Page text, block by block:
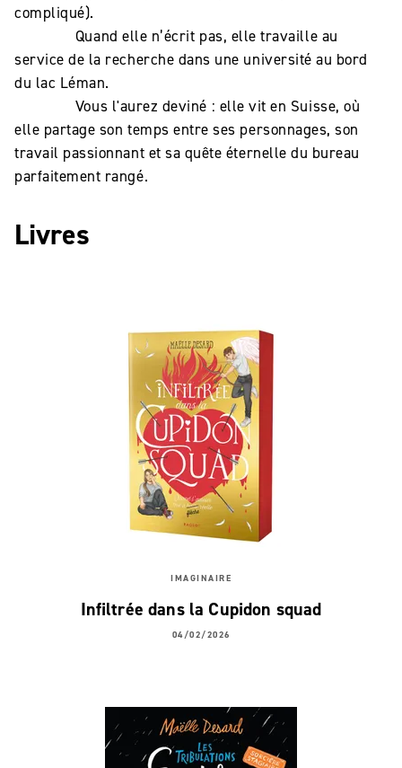
compliqué).
Quand elle n’écrit pas, elle travaille au
service de la recherche dans une université au bord
du lac Léman.
Vous l'aurez deviné : elle vit en Suisse, où
elle partage son temps entre ses personnages, son
travail passionnant et sa quête éternelle du bureau
parfaitement rangé.
Livres
IMAGINAIRE
Infiltrée dans la Cupidon squad
04/02/2026